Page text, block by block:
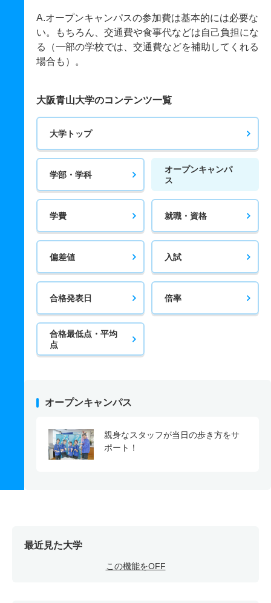
A.オープンキャンパスの参加費は基本的には必要な
い。もちろん、交通費や食事代などは自己負担にな
る（一部の学校では、交通費などを補助してくれる
場合も）。
大阪青山大学のコンテンツ一覧
大学トップ
学部・学科
オープンキャンパ
ス
学費 就職・資格
偏差値 入試
合格発表日 倍率
合格最低点・平均
点
オープンキャンパス
親身なスタッフが当日の歩き方をサ
ポート！
最近見た大学
この機能をOFF